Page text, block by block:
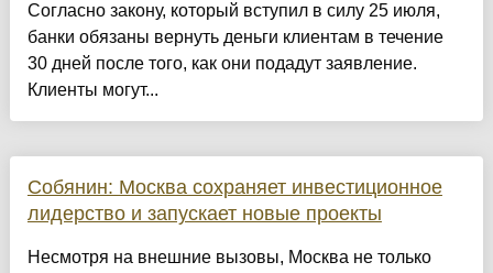
Согласно закону, который вступил в силу 25 июля,
банки обязаны вернуть деньги клиентам в течение
30 дней после того, как они подадут заявление.
Клиенты могут...
Собянин: Москва сохраняет инвестиционное
лидерство и запускает новые проекты
Несмотря на внешние вызовы, Москва не только